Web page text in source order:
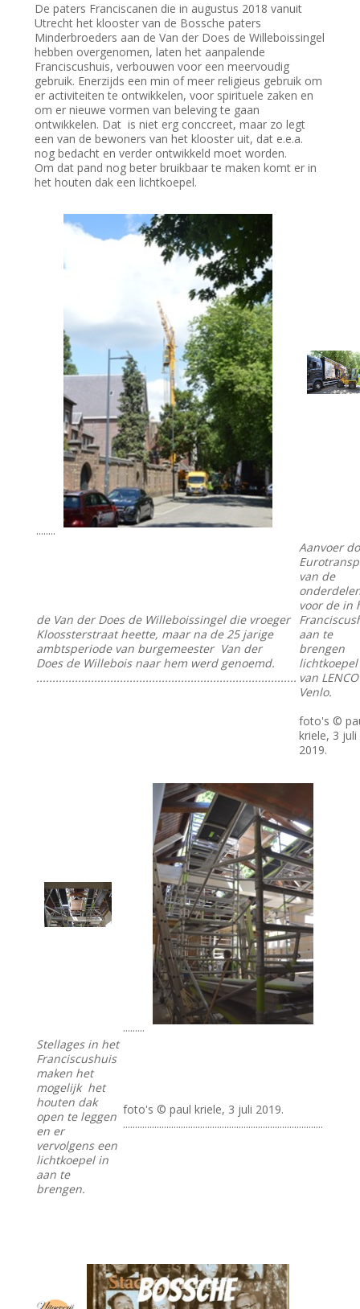
De paters Franciscanen die in augustus 2018 vanuit
Utrecht het klooster van de Bossche paters
Minderbroeders aan de Van der Does de Willeboissingel
hebben overgenomen, laten het aanpalende
Franciscushuis, verbouwen voor een meervoudig
gebruik. Enerzijds een min of meer religieus gebruik om
er activiteiten te ontwikkelen, voor spirituele zaken en
om er nieuwe vormen van beleving te gaan
ontwikkelen. Dat is niet erg conccreet, maar zo legt
een van de bewoners van het klooster uit, dat e.e.a.
nog bedacht en verder ontwikkeld moet worden.
Om dat pand nog beter bruikbaar te maken komt er in
het houten dak een lichtkoepel.
........
de Van der Does de Willeboissingel die vroeger
Kloossterstraat heette, maar na de 25 jarige
ambtsperiode van burgemeester Van der
Does de Willebois naar hem werd genoemd.
.................................................................................
Aanvoer
van de
voor de in
aan te
brengen
lichtkoepel
van
Venlo.
foto's ©
kriele, 3 juli
2019.
.........
Stellages in het
Franciscushuis
maken het
mogelijk het
houten dak
open te leggen
en er
vervolgens een
lichtkoepel in
aan te
brengen.
foto's © paul kriele, 3 juli 2019.
...................................................................................